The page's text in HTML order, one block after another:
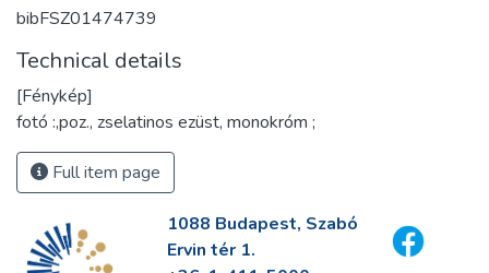
bibFSZ01474739
Technical details
[Fénykép]
fotó :,poz., zselatinos ezüst, monokróm ;
Full item page
1088 Budapest, Szabó
Ervin tér 1.